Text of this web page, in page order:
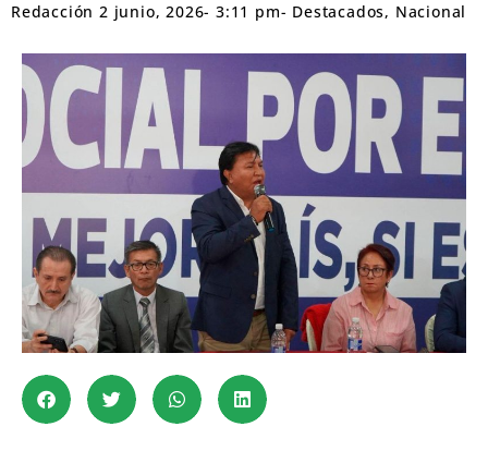
Redacción 2 junio, 2026- 3:11 pm- Destacados, Nacional